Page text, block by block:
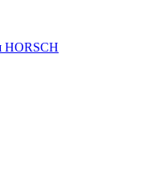
HORSCH